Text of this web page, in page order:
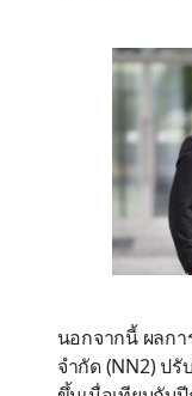
นอกจากนี้ ผลก
จำกัด (NN2) ป